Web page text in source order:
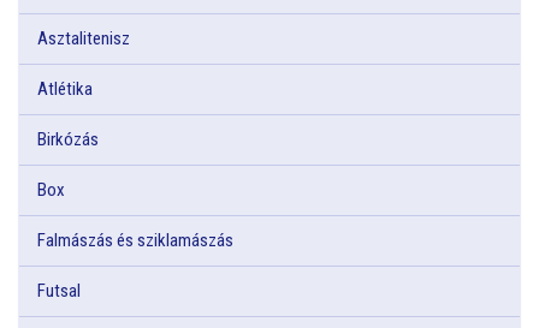
Asztalitenisz
Atlétika
Birkózás
Box
Falmászás és sziklamászás
Futsal